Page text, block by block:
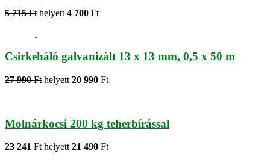
5 715 Ft helyett 4 700 Ft
Csirkeháló galvanizált 13 x 13 mm, 0,5 x 50 m
27 990 Ft helyett 20 990 Ft
Molnárkocsi 200 kg teherbírással
23 241 Fthelyett21 490 Ft